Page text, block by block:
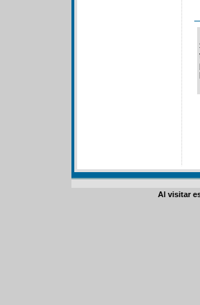
Al visitar